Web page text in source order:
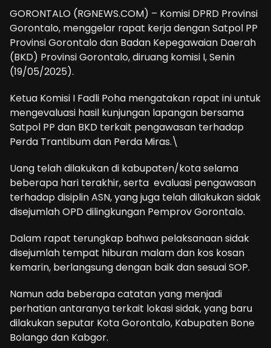
GORONTALO (RGNEWS.COM) – Komisi DPRD Provinsi
Gorontalo, menggelar rapat kerja dengan Satpol PP
Provinsi Gorontalo dan Badan Kepegawaian Daerah
(BKD) Provinsi Gorontalo, diruang komisi I, Senin
(19/05/2025).
Ketua Komisi I Fadli Poha mengatakan rapat ini untuk
mengevaluasi hasil kunjungan lapangan bersama
Satpol PP dan BKD terkait pengawasan terhadap
Perda Trantibum dan Perda Miras.\
Uang telah dilakukan di kabupaten/kota selama
beberapa hari terakhir, serta evaluasi pengawasan
terhadap disiplin ASN, yang juga telah dilakukan sidak
disejumlah OPD dilingkungan Pemprov Gorontalo.
Dalam rapat terungkap bahwa pelaksanaan sidak
disejumlah tempat hiburan malam dan kos kosan
kemarin, berlangsung dengan baik dan sesuai SOP.
Namun ada beberapa catatan yang menjadi
perhatian antaranya terkait lokasi sidak, yang baru
dilakukan seputar Kota Gorontalo, Kabupaten Bone
Bolango dan Kabgor.